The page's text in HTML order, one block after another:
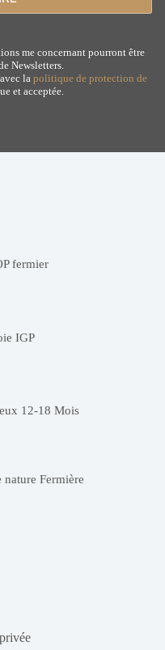
me concernant pourront être
Newsletters.
la politique de protection de
et acceptée.
fermier
IGP
12-18 Mois
nature Fermière